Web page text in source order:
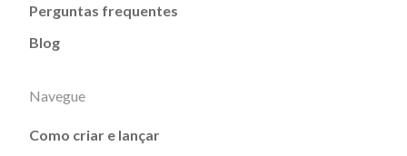
Perguntas frequentes
Blog
Navegue
Como criar e lançar